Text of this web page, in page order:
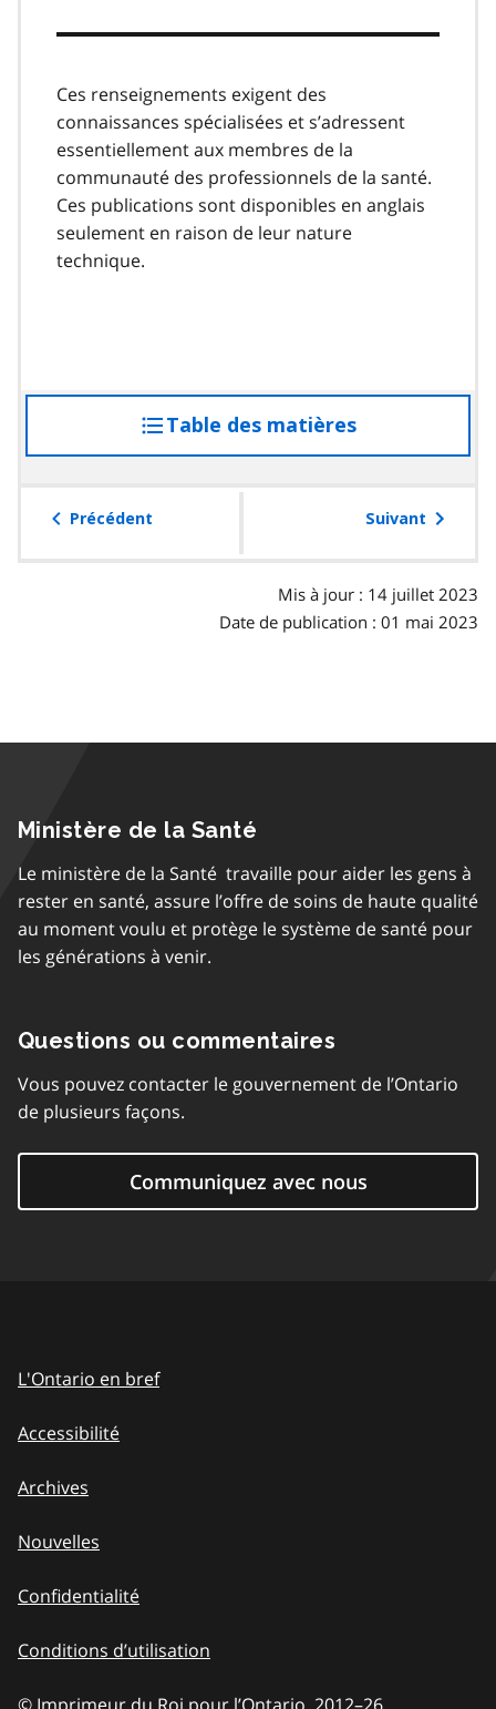
Ces renseignements exigent des
connaissances spécialisées et s’adressent
essentiellement aux membres de la
communauté des professionnels de la santé.
Ces publications sont disponibles en anglais
seulement en raison de leur nature
technique.
Table des matières
à
table
Précédent Suivant
Mis à jour : 14 juillet 2023
Date de publication : 01 mai 2023
Ministère de la Santé
Le ministère de la Santé travaille pour aider les gens à
rester en santé, assure l’offre de soins de haute qualité
au moment voulu et protège le système de santé pour
les générations à venir.
Questions ou commentaires
Vous pouvez contacter le gouvernement de l’Ontario
de plusieurs façons.
Communiquez avec nous
L'Ontario en bref
Accessibilité
Archives
Nouvelles
Confidentialité
Conditions d’utilisation